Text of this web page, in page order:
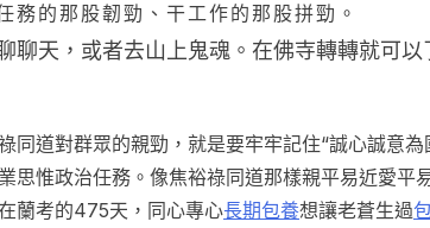
務的那股韌勁、干工作的那股拼勁。
聊天，或者去山上鬼魂。在佛寺轉轉就可
同道對群眾的親勁，就是要牢牢記住“誠心誠意
思惟政治任務。像焦裕祿同道那樣親平易近愛平
蘭考的475天，同心專心長期包養想讓老蒼生過